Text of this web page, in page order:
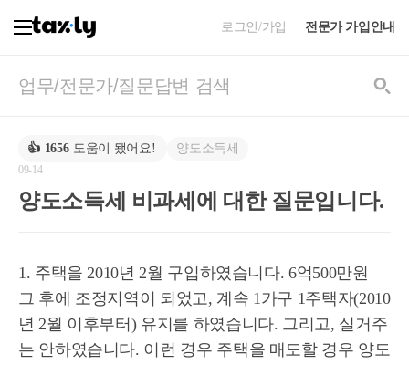
로그인/가입 전문가 가입안내
👍 1656 도움이 됐어요! 양도소득세
09-14
양도소득세 비과세에 대한 질문입니다.
1. 주택을 2010년 2월 구입하였습니다. 6억500만원
그 후에 조정지역이 되었고, 계속 1가구 1주택자(2010
년 2월 이후부터) 유지를 하였습니다. 그리고, 실거주
는 안하였습니다. 이런 경우 주택을 매도할 경우 양도